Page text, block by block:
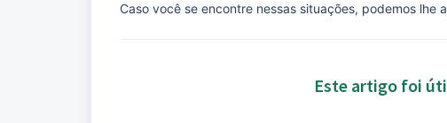
Caso você se encontre nessas situações, podemos lhe
Este artigo foi